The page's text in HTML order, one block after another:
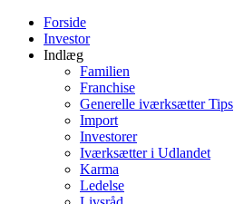
Forside
Investor
Indlæg
Familien
Franchise
Generelle iværksætter Tips
Import
Investorer
Iværksætter i Udlandet
Karma
Ledelse